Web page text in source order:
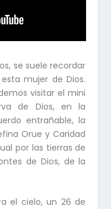
se suele recordar
mujer de Dios.
visitar el mini
de Dios, en la
entrañable, la
Orue y Caridad
por las tierras de
de Dios, de la
el cielo, un 26 de